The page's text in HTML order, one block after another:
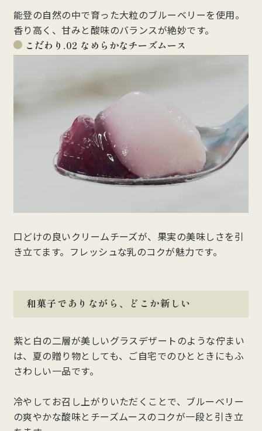
能登の自然の中で育った大粒のブルーベリーを使用。
香り高く、甘みと酸味のバランスが絶妙です。
こだわり.02 なめらかなチーズムース
口どけの良いクリームチーズが、果実の美味しさを引
き立てます。フレッシュな乳のコクが魅力です。
和菓子でありながら、どこか新しい
紫と白の二層が美しいグラスデザートのような佇まい
は、夏の贈り物としても、ご自宅でのひとときにもふ
さわしい一品です。
冷やしてお召し上がりいただくことで、ブルーベリー
の爽やかな酸味とチーズムースのコクが一段と引き立